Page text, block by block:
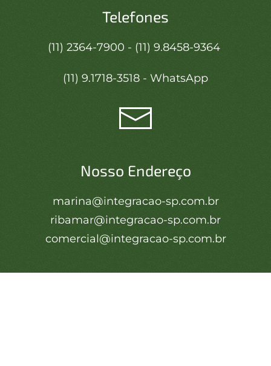
Telefones
(11) 2364-7900 - (11) 9.8458-9364
(11) 9.1718-3518 - WhatsApp
Nosso Endereço
marina@integracao-sp.com.br
ribamar@integracao-sp.com.br
comercial@integracao-sp.com.br